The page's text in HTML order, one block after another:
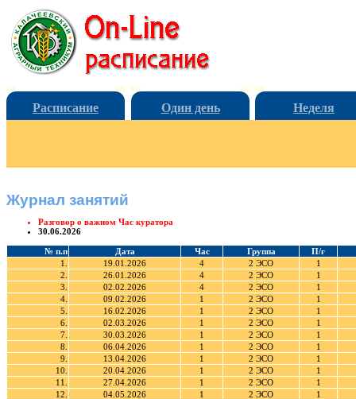
Расписание Один день Неделя
Журнал занятий
Разговор о важном Час куратора
30.06.2026
№ п.п Дата Час Группа
П/г
1.
19.01.2026 4 2 ЭСО
1
2.
26.01.2026 4 2 ЭСО
1
3.
02.02.2026 4 2 ЭСО
1
4.
09.02.2026 1 2 ЭСО
1
5.
16.02.2026 1 2 ЭСО
1
6.
02.03.2026 1 2 ЭСО
1
7.
30.03.2026 1 2 ЭСО
1
8.
06.04.2026 1 2 ЭСО
1
9.
13.04.2026 1 2 ЭСО
1
10.
20.04.2026 1 2 ЭСО
1
11.
27.04.2026 1 2 ЭСО
1
12.
04.05.2026 1 2 ЭСО
1